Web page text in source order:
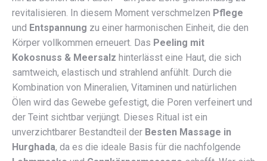
revitalisieren. In diesem Moment verschmelzen Pflege
und Entspannung zu einer harmonischen Einheit, die den
Körper vollkommen erneuert. Das Peeling mit
Kokosnuss & Meersalz hinterlässt eine Haut, die sich
samtweich, elastisch und strahlend anfühlt. Durch die
Kombination von Mineralien, Vitaminen und natürlichen
Ölen wird das Gewebe gefestigt, die Poren verfeinert und
der Teint sichtbar verjüngt. Dieses Ritual ist ein
unverzichtbarer Bestandteil der Besten Massage in
Hurghada, da es die ideale Basis für die nachfolgende